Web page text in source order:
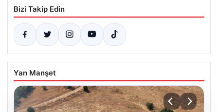
Bizi Takip Edin
Yan Manşet